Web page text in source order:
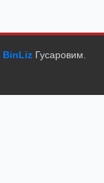
BinLiz Гусаровим.